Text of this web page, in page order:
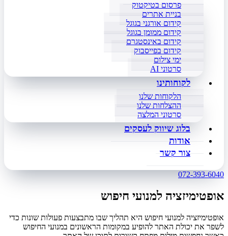
פרסום בטיקטוק
בניית אתרים
קידום אורגני בגוגל
קידום ממומן בגוגל
קידום באינסטגרם
קידום בפייסבוק
ימי צילום
סרטוני AI
לקוחותינו
הלקוחות שלנו
ההצלחות שלנו
סרטוני המלצה
בלוג שיווק לעסקים
אודות
צור קשר
072-393-6040
אופטימיזציה למנועי חיפוש
אופטימיזציה למנועי חיפוש היא תהליך שבו מתבצעות פעולות שונות כדי
לשפר את יכולת האתר להופיע במקומות הראשונים במנועי החיפוש